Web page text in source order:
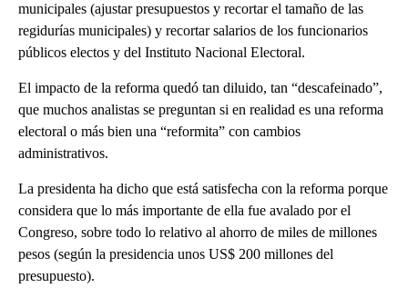
municipales (ajustar presupuestos y recortar el tamaño de las
regidurías municipales) y recortar salarios de los funcionarios
públicos electos y del Instituto Nacional Electoral.
El impacto de la reforma quedó tan diluido, tan “descafeinado”,
que muchos analistas se preguntan si en realidad es una reforma
electoral o más bien una “reformita” con cambios
administrativos.
La presidenta ha dicho que está satisfecha con la reforma porque
considera que lo más importante de ella fue avalado por el
Congreso, sobre todo lo relativo al ahorro de miles de millones
pesos (según la presidencia unos US$ 200 millones del
presupuesto).